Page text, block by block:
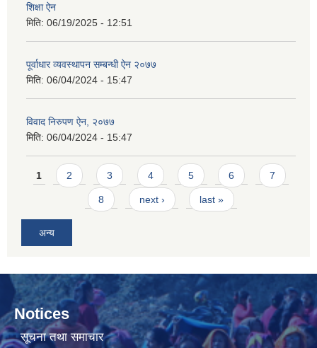
शिक्षा ऐन
मिति: 06/19/2025 - 12:51
पूर्वाधार व्यवस्थापन सम्बन्धी ऐन २०७७
मिति: 06/04/2024 - 15:47
विवाद निरुपण ऐन, २०७७
मिति: 06/04/2024 - 15:47
Pages
1 2 3 4 5 6 7
8 next › last »
अन्य
Notices
सूचना तथा समाचार